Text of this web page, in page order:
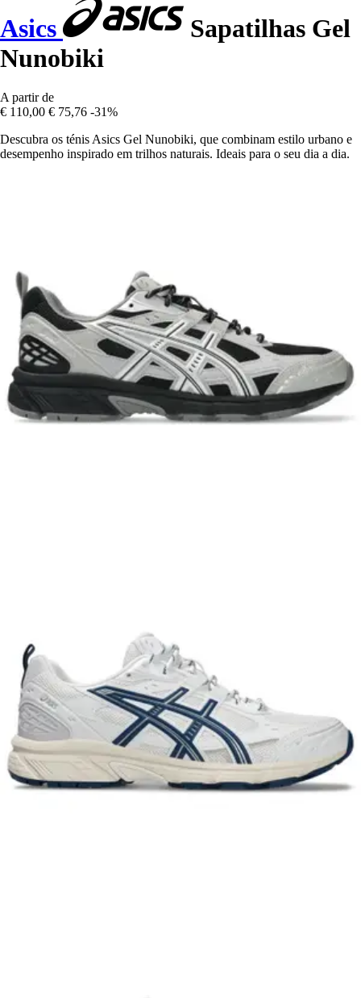
Asics
Sapatilhas Gel
Nunobiki
A partir de
€ 110,00 € 75,76 -31%
Descubra os ténis Asics Gel Nunobiki, que combinam estilo urbano e
desempenho inspirado em trilhos naturais. Ideais para o seu dia a dia.